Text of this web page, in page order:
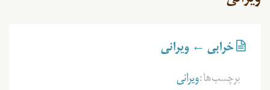
خرابی ← ویرانی
برچسب‌ها:ویرانی